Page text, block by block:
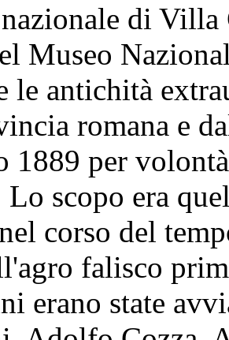
di Villa
Museo
le antichità
romana e
1889 per
Lo scopo era
corso del
falisco
erano state